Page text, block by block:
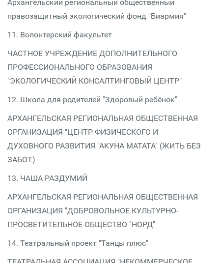
Архангельский региональный общественный
правозащитный экологический фонд "Биармия"
11. Волонтерский факультет
ЧАСТНОЕ УЧРЕЖДЕНИЕ ДОПОЛНИТЕЛЬНОГО
ПРОФЕССИОНАЛЬНОГО ОБРАЗОВАНИЯ
"ЭКОЛОГИЧЕСКИЙ КОНСАЛТИНГОВЫЙ ЦЕНТР"
12. Школа для родителей "Здоровый ребёнок"
АРХАНГЕЛЬСКАЯ РЕГИОНАЛЬНАЯ ОБЩЕСТВЕННАЯ
ОРГАНИЗАЦИЯ "ЦЕНТР ФИЗИЧЕСКОГО И
ДУХОВНОГО РАЗВИТИЯ "АКУНА МАТАТА" (ЖИТЬ БЕЗ
ЗАБОТ)
13. ЧАША РАЗДУМИЙ
АРХАНГЕЛЬСКАЯ РЕГИОНАЛЬНАЯ ОБЩЕСТВЕННАЯ
ОРГАНИЗАЦИЯ "ДОБРОВОЛЬНОЕ КУЛЬТУРНО-
ПРОСВЕТИТЕЛЬНОЕ ОБЩЕСТВО "НОРД"
14. Театральный проект "Танцы плюс"